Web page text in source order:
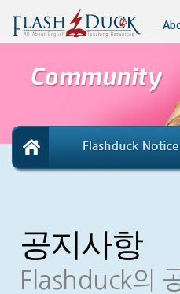
공지사항
Flashduck의